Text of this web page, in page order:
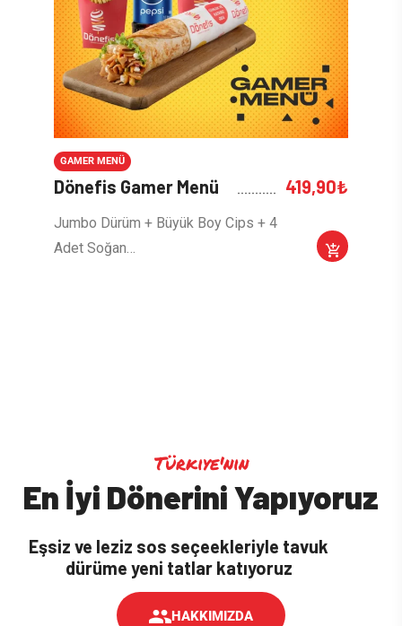
GAMER MENÜ
Dönefis Gamer Menü 419,90₺
Jumbo Dürüm + Büyük Boy Cips + 4
Adet Soğan…
Türkiye'nin
En İyi Dönerini Yapıyoruz
Eşsiz ve leziz sos seçeekleriyle tavuk
dürüme yeni tatlar katıyoruz
HAKKIMIZDA